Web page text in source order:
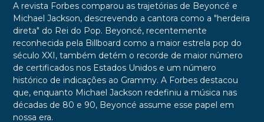
A revista Forbes comparou as trajetórias de Beyoncé e
Michael Jackson, descrevendo a cantora como a "herdeira
direta" do Rei do Pop. Beyoncé, recentemente
reconhecida pela Billboard como a maior estrela pop do
século XXI, também detém o recorde de maior número
de certificados nos Estados Unidos e um número
histórico de indicações ao Grammy. A Forbes destacou
que, enquanto Michael Jackson redefiniu a música nas
décadas de 80 e 90, Beyoncé assume esse papel em
nossa era.